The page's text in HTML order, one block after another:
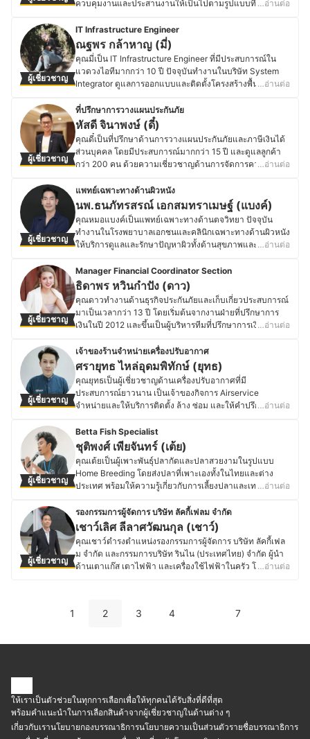
ดูแลการวางแผนทางการเงินอย่างครอบคลุม จาก
ในมืออยู่มากกว่า 1000 เคส ทำให้คุณกุ๊กกิ๊กมั่นใจว่าการ
แนะนำการทำประกันชีวิตและคำปรึกษาของตนเองจะช่วย
แบ่งเบาความกังวลให้กับลูกค้าทุก ๆ คนได้อย่างแน่นอน
ประวัติของ อนัญญา สุยะลา (กุ๊กกิ๊ก)
ควบคุมงานและประสานงานให้เป็นไปตามรูปแบบที่ลูกค้า
ประเภทของงาน จากประสบการณ์ในการเลือกใช้วัสดุหลาก
หลายประเภท ทั้งสำหรับงานก่อสร้างภายในและภายนอก ด้วย
พื้นฐานด้านวิศวกรรมและการบริหารโครงการก่อสร้าง
ประกอบกับประสบการณ์การทำงานโดยตรง คุณเคย์จึงมี
ความเชี่ยวชาญในการเลือกใช้วัสดุที่เหมาะสมกับแต่ละ
โครงการ อีกทั้งยังติดตามเทรนด์และเทคโนโลยีใหม่ ๆ ใน
วงการก่อสร้างและการตกแต่งภายในอยู่เสมอ เพื่อให้สามารถ
ออกแบบและดำเนินงานได้อย่างมีประสิทธิภาพและแก้ไข
ปัญหาหน้างานได้อย่างดีที่สุด ซึ่งคุณเคย์สนุกกับการค้นคว้า
และทดลองใช้วัสดุใหม่ ๆ เพื่อให้ได้ผลลัพธ์ที่สวยงามและตอบ
โจทย์ทั้งด้านฟังก์ชันและความทนทาน พร้อมแบ่งปันข้อมูลที่
เป็นประโยชน์เกี่ยวกับการเลือกใช้วัสดุ เทคนิคงานก่อสร้าง
ประวัติของ เทิดพงศ์ แสงระวี (เคย์)
…อ่านต่อ
ผู้เชี่ยวชาญ
IT Infrastructure Engineer
ณฐพร กล้าหาญ (มี่)
คุณมี่เป็น IT Infrastructure Engineer ที่มีประสบการณ์ใน
แวดวงไอทีมากกว่า 10 ปี ปัจจุบันทำงานในบริษัท System
Integrator ดูแลการออกแบบและติดตั้งโครงสร้างพื้นฐานด้าน
จากความสนใจด้านเทคโนโลยี จึงเลือกศึกษาสาขาเทคโนโลยี
คอมพิวเตอร์ มหาวิทยาลัยเทคโนโลยีราชมงคลตะวันออก หลัง
จากจบการศึกษาได้เริ่มต้นอาชีพ Network Engineer วาง
ระบบเครือข่ายให้กับโรงพยาบาล โรงงาน และสนามบิน ก่อน
พัฒนาสู่สายงานโครงสร้างไอที ด้วยประสบการณ์ทั้งการ
ทำงานและความสนใจส่วนตัว ทำให้คุณมี่มีความเชี่ยวชาญ
ด้านคอมพิวเตอร์ อุปกรณ์เครือข่าย และระบบไอที พร้อมให้คำ
แนะนำเกี่ยวกับเทคโนโลยีที่เหมาะกับการใช้งานของแต่ละ
บุคคล
ประวัติของ ณฐพร กล้าหาญ (มี่)
…อ่านต่อ
ผู้เชี่ยวชาญ
ที่ปรึกษาการวางแผนประกันภัย
หัสดี จินาพงษ์ (ดี๋)
คุณดี๋เป็นที่ปรึกษาด้านการวางแผนประกันภัยและภาษีเงินได้
ส่วนบุคคล โดยมีประสบการณ์มากกว่า 15 ปี และดูแลลูกค้า
กว่า 200 คน ด้วยความเชี่ยวชาญด้านการจัดการความเสี่ยง
ที่ปรึกษาทางการเงินของคุณดี๋เริ่มจากการทำประกันชีวิตฉบับ
แรกในช่วงเริ่มทำงาน ซึ่งทำให้รู้สึกสนใจในการวางแผนการ
เงินอย่างจริงจัง จึงเริ่มต้นศึกษา Financial Pyramid และ
ตระหนักถึงความสำคัญของการสร้างฐานการเงินที่มั่นคง โดย
คุณดี๋ได้รับใบอนุญาตตัวแทนประกันชีวิตตั้งแต่ปี 2008 และ
ต่อยอดความรู้ด้วยใบอนุญาตผู้แนะนำการลงทุน (IC
ในปี 2016 ซึ่งปัจจุบันคุณดี๋มุ่งเน้นให้คำแนะนำด้านการ
วางแผนภาษี ประกันชีวิต และเครื่องมือทางการเงินให้เหมาะ
สมกับไลฟ์สไตล์และเป้าหมายของลูกค้า
ประวัติของ หัสดี จินาพงษ์ (ดี๋)
…อ่านต่อ
ผู้เชี่ยวชาญ
แพทย์เฉพาะทางด้านผิวหนัง
นพ.ธนภัทรสรณ์ เอกสมทราเมษฐ์ (แบงค์)
คุณหมอแบงค์เป็นแพทย์เฉพาะทางด้านตจวิทยา ปัจจุบัน
ทำงานในโรงพยาบาลเอกชนและคลินิกเฉพาะทางด้านผิวหนัง
ให้บริการดูแลและรักษาปัญหาผิวทั้งด้านสุขภาพและความ
ผิวหนังและการดูแลสุขภาพผิวอย่างเหมาะสม จึงตัดสินใจ
ศึกษาต่อเฉพาะทางด้านตจวิทยา และทำงานกับผู้ป่วยที่มี
ปัญหาผิวหลากหลายรูปแบบ ทำให้คุณหมอแบงค์เข้าใจความ
ต้องการและแนวทางการดูแลที่เหมาะสมสำหรับแต่ละบุคคล
นอกจากการให้คำปรึกษาและรักษา คุณหมอแบงค์ยังติดตาม
อัปเดตเทคโนโลยีและนวัตกรรมใหม่ ๆ ทางการแพทย์ด้าน
ผิวหนังอยู่เสมอ เพื่อให้สามารถให้คำแนะนำที่เป็นประโยชน์
และนำไปใช้ได้จริง เพราะเชื่อว่าการดูแลผิวอย่างถูกต้องและ
เหมาะสมจะช่วยให้ทุกคนมีสุขภาพผิวที่ดีขึ้นในระยะยาว
ประวัติของ นพ.ธนภัทรสรณ์ เอกสมทราเมษฐ์ (แบงค์)
…อ่านต่อ
ผู้เชี่ยวชาญ
Manager Financial Coordinator Section
ธิดาพร หวินกำปัง (ดาว)
คุณดาวทำงานด้านธุรกิจประกันภัยและเก็บเกี่ยวประสบการณ์
มาเป็นเวลากว่า 13 ปี โดยเริ่มต้นจากงานฝ่ายที่ปรึกษาการ
เงินในปี 2012 และขึ้นเป็นผู้บริหารทีมที่ปรึกษาการเงินในปี
กองทุนรวม รวมทั้งยังดูแลถึง 3 บริษัท ได้แก่ Bangkoklife
Assurance, Bangkok Insurance และ BBLAM Asset
Management หลัก ๆ แล้วงานของคุณดาวจะเป็นงานที่ต้อง
วางแผนการเงินและให้คำปรึกษาแก่ลูกค้าแบบครบวงจร ทั้ง
ในส่วนคุ้มครองชีวิต ประกันภัยและการลงทุน โดยใช้หลัก
สินเชื่อ รวมไปถึงการจัดการด้านภาษีอีกด้วย
ประวัติของ ธิดาพร หวินกำปัง (ดาว)
…อ่านต่อ
ผู้เชี่ยวชาญ
เจ้าของร้านจำหน่ายเครื่องปรับอากาศ
ศรายุทธ ไหล่อุดมพิทักษ์ (ยุทธ)
คุณยุทธเป็นผู้เชี่ยวชาญด้านเครื่องปรับอากาศที่มี
ประสบการณ์ยาวนาน เป็นเจ้าของกิจการ Airservice
จำหน่ายและให้บริการติดตั้ง ล้าง ซ่อม และให้คำปรึกษาเกี่ยว
ออนไลน์ทั้ง Facebook TikTok Instagram และ YouTube
เพื่อให้ข้อมูลและคำแนะนำที่เป็นประโยชน์ ซึ่งเส้นทางของคุณ
ยุทธเริ่มต้นจากการเติบโตมาในครอบครัวที่ประกอบธุรกิจ
เกี่ยวกับเครื่องปรับอากาศ ทำให้ได้เรียนรู้เกี่ยวกับระบบ
ทำความเย็นมาตั้งแต่เด็ก ทั้งการเลือกให้เหมาะสมกับขนาด
ห้อง ระบบทำงานที่ช่วยประหยัดพลังงาน ตลอดจนการบำรุง
รักษาเพื่อยืดอายุการใช้งาน ทำให้มีความเชี่ยวชาญในการ
ช่วยลูกค้าเลือกเครื่องปรับอากาศที่ตรงกับความต้องการ และ
แนะนำการแก้ปัญหาที่เกิดขึ้นจากการใช้งานได้อย่างถูกต้อง
นอกจากนี้ ยังมุ่งเน้นให้ความรู้เกี่ยวกับการดูแลรักษาเครื่อง
ปรับอากาศ เพื่อลดปัญหาการใช้งานและช่วยให้ลูกค้าได้รับ
ประสิทธิภาพสูงสุด โดยเชื่อว่าหากมีการใช้งานและดูแลที่
ประวัติของ ศรายุทธ ไหล่อุดมพิทักษ์ (ยุทธ)
…อ่านต่อ
ผู้เชี่ยวชาญ
Betta Fish Specialist
ชุติพงศ์ เพียจันทร์ (เต้ย)
คุณเต้ยเป็นผู้เพาะพันธุ์ปลากัดและปลาสวยงามในรูปแบบ
Home Breeding โดยส่งปลาที่เพาะเองทั้งในไทยและต่าง
ประเทศ พร้อมให้ความรู้เกี่ยวกับการเลี้ยงปลาและเทคนิคการ
ซึ่งปัจจุบันมีผู้ติดตามมากกว่าหมื่นคน โดยจุดเริ่มต้นของคุณ
เต้ยมาจากความหลงใหลในการเลี้ยงปลาสวยงาม จากการ
เลี้ยงเพื่อความชอบจนพัฒนาเป็นการเพาะพันธุ์เชิงลึก ด้วยการ
ศึกษาค้นคว้าและทดลองด้วยตนเอง ทำให้มีความเชี่ยวชาญ
ทั้งด้านการดูแลปลา ระบบน้ำ อาหาร และอุปกรณ์ที่เกี่ยวข้อง
…อ่านต่อ
ผู้เชี่ยวชาญ
รองกรรมการผู้จัดการ บริษัท ลัคกี้เฟลม จำกัด
เชาว์เลิศ ลีลาศวัฒนกุล (เชาว์)
คุณเชาว์ดำรงตำแหน่งรองกรรมการผู้จัดการ บริษัท ลัคกี้เฟล
ม จำกัด และกรรมการบริษัท รินไน (ประเทศไทย) จำกัด ผู้นำ
ด้านเตาแก๊ส เตาไฟฟ้า และเครื่องใช้ไฟฟ้าในครัว โดยมี
of Asia และเป็นอนุกรรมการวิชาการด้านเตาก๊าซหุงต้มและ
…อ่านต่อ
1 2 3 4 7
ให้เราเป็นตัวช่วยในทุกการเลือกเพื่อให้ทุกคนได้รับสิ่งที่ดีที่สุด
พร้อมคำแนะนำในการเลือกสินค้าจากผู้เชี่ยวชาญในด้านต่าง ๆ
เกี่ยวกับเรานโยบายกองบรรณาธิการนโยบายความเป็นส่วนตัวรายชื่อบรรณาธิการ